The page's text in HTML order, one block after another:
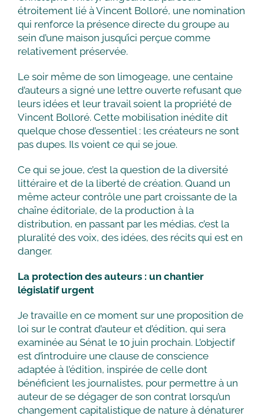
étroitement lié à Vincent Bolloré, une nomination
qui renforce la présence directe du groupe au
sein d’une maison jusqu’ici perçue comme
relativement préservée.
Le soir même de son limogeage, une centaine
d’auteurs a signé une lettre ouverte refusant que
leurs idées et leur travail soient la propriété de
Vincent Bolloré. Cette mobilisation inédite dit
quelque chose d’essentiel : les créateurs ne sont
pas dupes. Ils voient ce qui se joue.
Ce qui se joue, c’est la question de la diversité
littéraire et de la liberté de création. Quand un
même acteur contrôle une part croissante de la
chaîne éditoriale, de la production à la
distribution, en passant par les médias, c’est la
pluralité des voix, des idées, des récits qui est en
danger.
La protection des auteurs : un chantier
législatif urgent
Je travaille en ce moment sur une proposition de
loi sur le contrat d’auteur et d’édition, qui sera
examinée au Sénat le 10 juin prochain. L’objectif
est d’introduire une clause de conscience
adaptée à l’édition, inspirée de celle dont
bénéficient les journalistes, pour permettre à un
auteur de se dégager de son contrat lorsqu’un
changement capitalistique de nature à dénaturer